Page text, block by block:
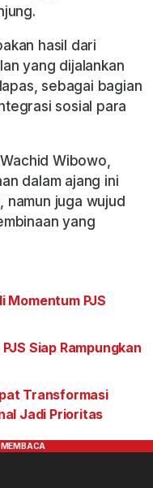
hasil dari
yang dijalankan
sebagai bagian
sosial para
Wibowo,
dalam ajang ini
namun juga wujud
yang
Momentum PJS
Siap Rampungkan
Transformasi
Jadi Prioritas